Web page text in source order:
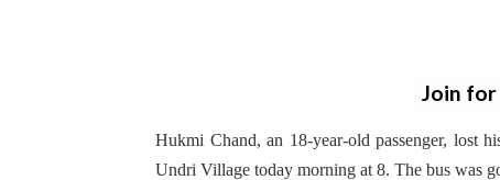
Join for
Hukmi Chand, an 18-year-old passenger, lost
Undri Village today morning at 8. The bus was